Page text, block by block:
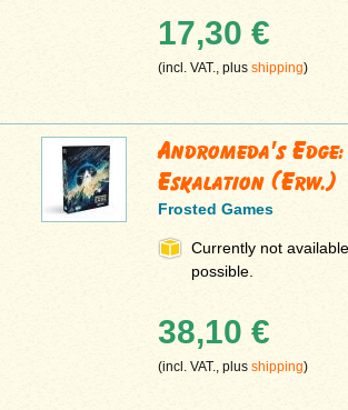
17,30 €
(incl. VAT., plusshipping)
Andromeda's Edge:
Eskalation (Erw.)
Frosted Games
Currently not
possible.
38,10 €
(incl. VAT., plusshipping)